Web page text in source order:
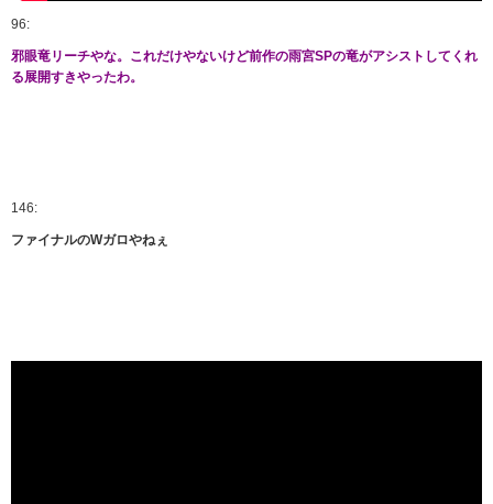
96:
邪眼竜リーチやな。これだけやないけど前作の雨宮SPの竜がアシストしてくれ
る展開すきやったわ。
146:
ファイナルのWガロやねぇ